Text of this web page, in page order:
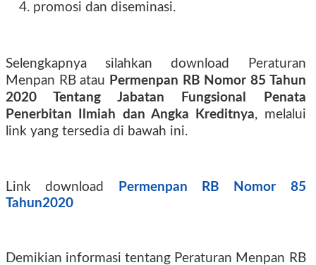
4. promosi dan diseminasi.
Selengkapnya silahkan download Peraturan
Menpan RB atau Permenpan RB Nomor 85 Tahun
2020 Tentang Jabatan Fungsional Penata
Penerbitan Ilmiah dan Angka Kreditnya, melalui
link yang tersedia di bawah ini.
Link download
Permenpan RB Nomor 85
Tahun2020
Demikian informasi tentang Peraturan Menpan RB